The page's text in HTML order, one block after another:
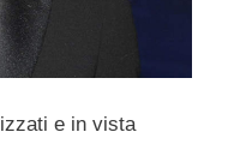
e in vista